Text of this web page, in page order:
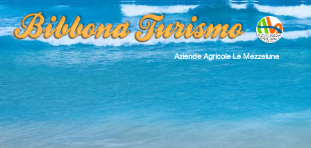
Aziende Agricole Le Mezzelune